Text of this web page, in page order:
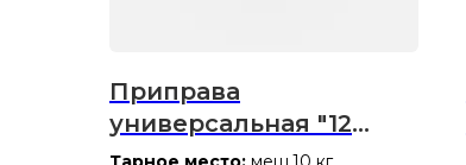
Приправа
универсальная "12
овощей"